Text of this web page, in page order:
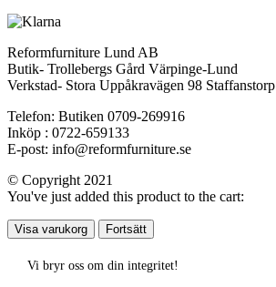
Reformfurniture Lund AB
Butik- Trollebergs Gård Värpinge-Lund
Verkstad- Stora Uppåkravägen 98 Staffanstorp
Telefon: Butiken 0709-269916
Inköp : 0722-659133
E-post: info@reformfurniture.se
© Copyright 2021
You've just added this product to the cart:
Visa varukorg Fortsätt
Vi bryr oss om din integritet!